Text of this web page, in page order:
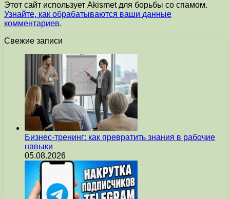
Этот сайт использует Akismet для борьбы со спамом.
Узнайте, как обрабатываются ваши данные
комментариев.
Свежие записи
Бизнес-тренинг: как превратить знания в рабочие
навыки
05.08.2026